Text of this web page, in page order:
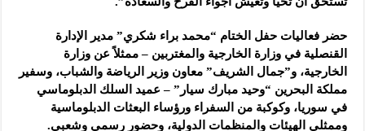
حضر فعاليات حفل الختام “محمد براء شكري” مدير الإدارة
القنصلية في وزارة الخارجية والمغتربين – ممثلاً عن وزارة
الخارجية، و”جمال الشريف” معاون وزير الرياضة والشباب، وسفير
مملكة البحرين “وحيد مبارك سيار” – عميد السلك الدبلوماسي
في سوريا، وكوكبة من السفراء ورؤساء البعثات الدبلوماسية
وممثلي الهيئات والمنظمات الدولية، وحضور رسمي وشعبي.